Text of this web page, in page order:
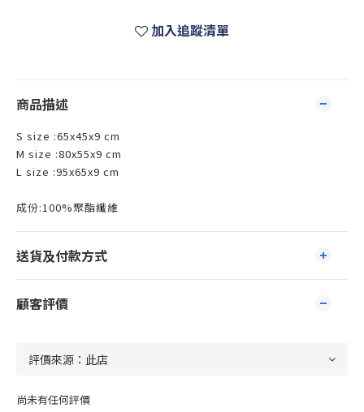
加入追蹤清單
商品描述
S size :65x45x9 cm
M size :80x55x9 cm
L size :95x65x9 cm
成份:100%聚酯纖維
送貨及付款方式
顧客評價
尚未有任何評價